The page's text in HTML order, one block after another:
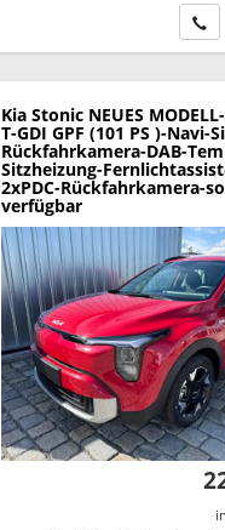
Kia Stonic NEUES
T-GDI GPF (101 PS )-Navi-
Rückfahrkamera-DAB-
Sitzheizung-
2xPDC-Rückfahrkamera-
verfügbar